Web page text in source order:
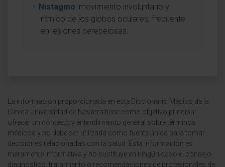
Nistagmo: movimiento involuntario y
rítmico de los globos oculares, frecuente
en lesiones cerebelosas.
La información proporcionada en este Diccionario Médico de la
Clínica Universidad de Navarra tiene como objetivo principal
ofrecer un contexto y entendimiento general sobre términos
médicos y no debe ser utilizada como fuente única para tomar
decisiones relacionadas con la salud. Esta información es
meramente informativa y no sustituye en ningún caso el consejo,
diagnóstico, tratamiento o recomendaciones de profesionales de